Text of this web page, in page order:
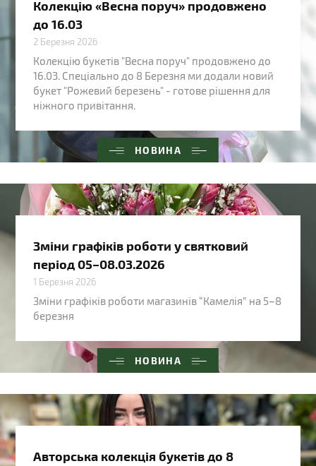
НОВИНА
Колекцію «Весна поруч» продовжено
до 16.03
2 Березня 2026
Колекцію букетів "Весна поруч" продовжено до
16.03. Спеціально до 8 Березня ми додали новий
букет "Рожевий березень" - готове рішення для
ніжного привітання.
НОВИНА
Зміни графіків роботи у святковий
період 05–08.03.2026
1 Березня 2026
Зміни графіків роботи магазинів “Камелія” на 5–8
березня
Авторська колекція букетів до 8